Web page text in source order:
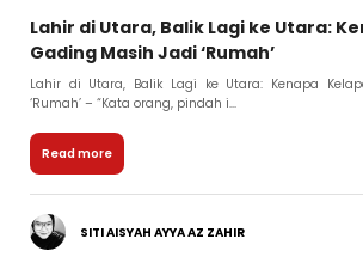
Lahir di Utara, Balik Lagi ke Utara:
Gading Masih Jadi ‘Rumah’
Lahir di Utara, Balik Lagi ke Utara: Kenapa
‘Rumah’ – “Kata orang, pindah i...
Read more
SITI AISYAH AYYA AZ ZAHIR